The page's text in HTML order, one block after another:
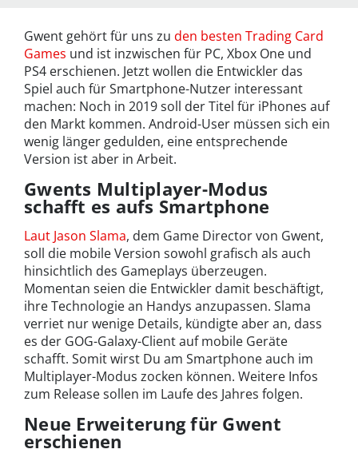
Gwent gehört für uns zu den besten Trading Card
Games und ist inzwischen für PC, Xbox One und
PS4 erschienen. Jetzt wollen die Entwickler das
Spiel auch für Smartphone-Nutzer interessant
machen: Noch in 2019 soll der Titel für iPhones auf
den Markt kommen. Android-User müssen sich ein
wenig länger gedulden, eine entsprechende
Version ist aber in Arbeit.
Gwents Multiplayer-Modus
schafft es aufs Smartphone
Laut Jason Slama, dem Game Director von Gwent,
soll die mobile Version sowohl grafisch als auch
hinsichtlich des Gameplays überzeugen.
Momentan seien die Entwickler damit beschäftigt,
ihre Technologie an Handys anzupassen. Slama
verriet nur wenige Details, kündigte aber an, dass
es der GOG-Galaxy-Client auf mobile Geräte
schafft. Somit wirst Du am Smartphone auch im
Multiplayer-Modus zocken können. Weitere Infos
zum Release sollen im Laufe des Jahres folgen.
Neue Erweiterung für Gwent
erschienen